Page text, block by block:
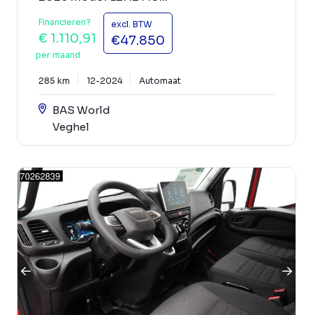
Financieren?
€ 1.110,91
per maand
excl. BTW
€47.850
285 km 12-2024 Automaat
BAS World
Veghel